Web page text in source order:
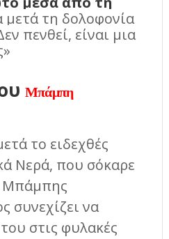
μετά τη δολοφονία
πενθεί, είναι μια
Μπάμπη
το ειδεχθές
Νερά, που σόκαρε
Μπάμπης
συνεχίζει να
στις φυλακές